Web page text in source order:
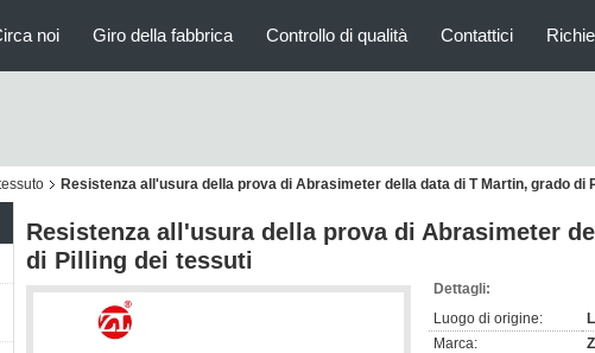
noi Giro della fabbrica Controllo di qualità Contattici
Resistenza all'usura della prova di Abrasimeter della data di T Martin, grado di
Resistenza all'usura della prova di Abrasimeter
di Pilling dei tessuti
Dettagli:
Luogo di origine:
Marca: